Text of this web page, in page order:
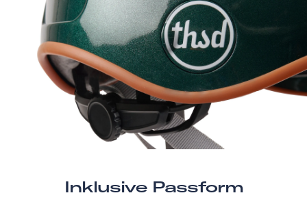
Inklusive Passform